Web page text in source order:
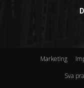
Marketing
Sva